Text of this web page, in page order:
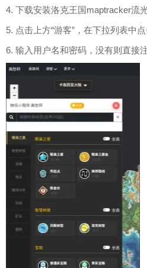
4. 下载安装洛克王国maptracker流
5. 点击上方“游客”，在下拉列表中点
6. 输入用户名和密码，没有则直接